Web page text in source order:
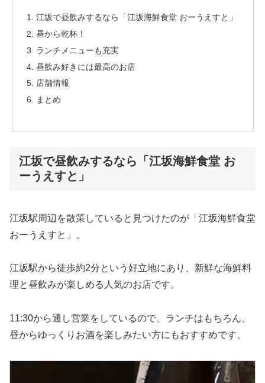
江坂で昼飲みするなら「江坂海鮮食堂 おーうえすと」
昼から乾杯！
ランチメニューも充実
昼飲み好きには最高のお店
店舗情報
まとめ
江坂で昼飲みするなら「江坂海鮮食堂 お
ーうえすと」
江坂駅周辺を散策していると見つけたのが「江坂海鮮食堂
おーうえすと」。
江坂駅から徒歩約2分という好立地にあり、新鮮な海鮮料
理と昼飲みが楽しめる人気のお店です。
11:30から通し営業をしているので、ランチはもちろん、
昼からゆっくりお酒を楽しみたい方にもおすすめです。